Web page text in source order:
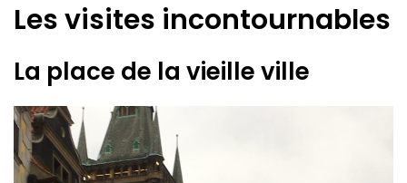
Les visites incontournables
La place de la vieille ville